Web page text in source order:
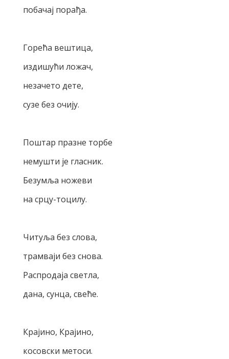
побачај порађа.
Горећа вештица,
издишући ложач,
незачето дете,
сузе без очију.
Поштар празне торбе
немушти је гласник.
Безумља ножеви
на срцу-тоцилу.
Читуља без слова,
трамваји без снова.
Распродаја светла,
дана, сунца, свеће.
Крајино, Крајино,
косовски метоси.